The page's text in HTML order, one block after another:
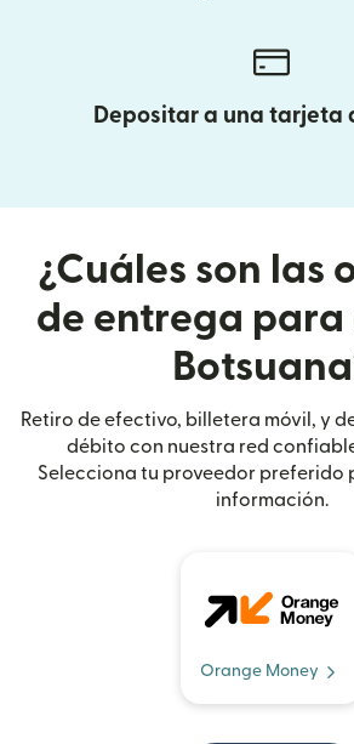
Depositar a una tarjeta
¿Cuáles son las
de entrega para
Retiro de efectivo, billetera móvil, y
débito con nuestra red
Selecciona tu proveedor preferido
información.
Orange Money